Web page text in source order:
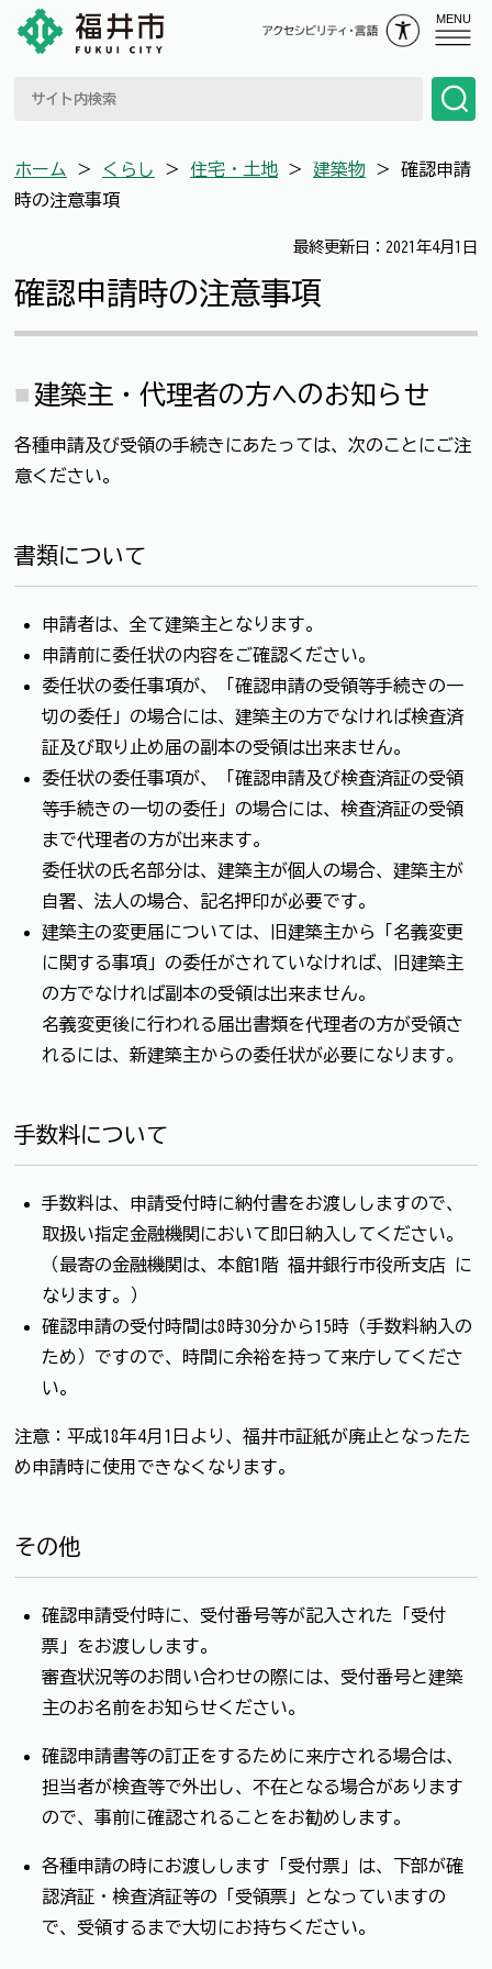
MENU
ホーム ＞ くらし ＞ 住宅・土地 ＞ 建築物 ＞ 確認申請
時の注意事項
最終更新日：2021年4月1日
確認申請時の注意事項
建築主・代理者の方へのお知らせ
各種申請及び受領の手続きにあたっては、次のことにご注
意ください。
書類について
申請者は、全て建築主となります。
申請前に委任状の内容をご確認ください。
委任状の委任事項が、「確認申請の受領等手続きの一
切の委任」の場合には、建築主の方でなければ検査済
証及び取り止め届の副本の受領は出来ません。
委任状の委任事項が、「確認申請及び検査済証の受領
等手続きの一切の委任」の場合には、検査済証の受領
まで代理者の方が出来ます。
委任状の氏名部分は、建築主が個人の場合、建築主が
自署、法人の場合、記名押印が必要です。
建築主の変更届については、旧建築主から「名義変更
に関する事項」の委任がされていなければ、旧建築主
の方でなければ副本の受領は出来ません。
名義変更後に行われる届出書類を代理者の方が受領さ
れるには、新建築主からの委任状が必要になります。
手数料について
手数料は、申請受付時に納付書をお渡ししますので、
取扱い指定金融機関において即日納入してください。
（最寄の金融機関は、本館1階 福井銀行市役所支店 に
なります。）
確認申請の受付時間は8時30分から15時（手数料納入の
ため）ですので、時間に余裕を持って来庁してくださ
い。
注意：平成18年4月1日より、福井市証紙が廃止となったた
め申請時に使用できなくなります。
その他
確認申請受付時に、受付番号等が記入された「受付
票」をお渡しします。
審査状況等のお問い合わせの際には、受付番号と建築
主のお名前をお知らせください。
確認申請書等の訂正をするために来庁される場合は、
担当者が検査等で外出し、不在となる場合があります
ので、事前に確認されることをお勧めします。
各種申請の時にお渡しします「受付票」は、下部が確
認済証・検査済証等の「受領票」となっていますの
で、受領するまで大切にお持ちください。